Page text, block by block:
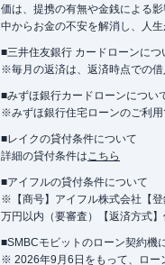
価は、提携の有無や金銭による
中からお金の不安を解消し、人
■三井住友銀行 カードローンにつ
※毎月の返済は、返済時点での借
■みずほ銀行カードローンについ
※みずほ銀行住宅ローンのご利用
■レイクの貸付条件について
詳細の貸付条件はこちら
■アイフルの貸付条件について
※【商号】アイフル株式会社【
万円以内（要審査）【返済方式
■SMBCモビットのローン契約機
※ 2026年9月6日をもって、ロー